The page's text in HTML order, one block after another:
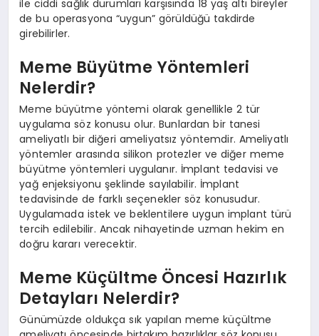
ile ciddi sağlık durumları karşısında 18 yaş altı bireyler
de bu operasyona “uygun” görüldüğü takdirde
girebilirler.
Meme Büyütme Yöntemleri
Nelerdir?
Meme büyütme yöntemi olarak genellikle 2 tür
uygulama söz konusu olur. Bunlardan bir tanesi
ameliyatlı bir diğeri ameliyatsız yöntemdir. Ameliyatlı
yöntemler arasında silikon protezler ve diğer meme
büyütme yöntemleri uygulanır. İmplant tedavisi ve
yağ enjeksiyonu şeklinde sayılabilir. İmplant
tedavisinde de farklı seçenekler söz konusudur.
Uygulamada istek ve beklentilere uygun implant türü
tercih edilebilir. Ancak nihayetinde uzman hekim en
doğru kararı verecektir.
Meme Küçültme Öncesi Hazırlık
Detayları Nelerdir?
Günümüzde oldukça sık yapılan meme küçültme